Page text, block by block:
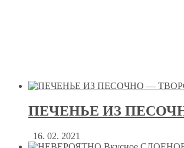
ПЕЧЕНЬЕ ИЗ
16. 02. 2021